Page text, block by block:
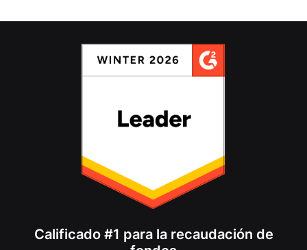
Calificado #1 para la recaudación de